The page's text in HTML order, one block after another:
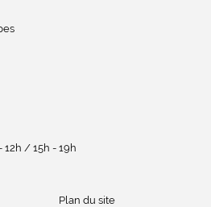
12h / 15h - 19h
Plan du site